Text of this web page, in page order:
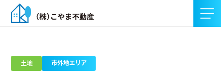
土地 市外地エリア